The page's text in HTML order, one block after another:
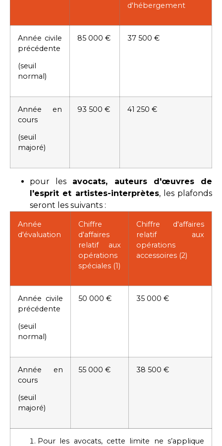
d'hébergement
Année civile
précédente
(seuil
normal)
85 000 € 37 500 €
Année en
cours
(seuil
majoré)
93 500 € 41 250 €
pour les avocats, auteurs d'œuvres de
l'esprit et artistes-interprètes, les plafonds
seront les suivants :
Année
d'évaluation
Chiffre
d'affaires
relatif aux
opérations
spéciales (1)
Chiffre d'affaires
relatif aux
opérations
accessoires (2)
Année civile
précédente
(seuil
normal)
50 000 € 35 000 €
Année en
cours
(seuil
majoré)
55 000 € 38 500 €
Pour les avocats, cette limite ne s’applique